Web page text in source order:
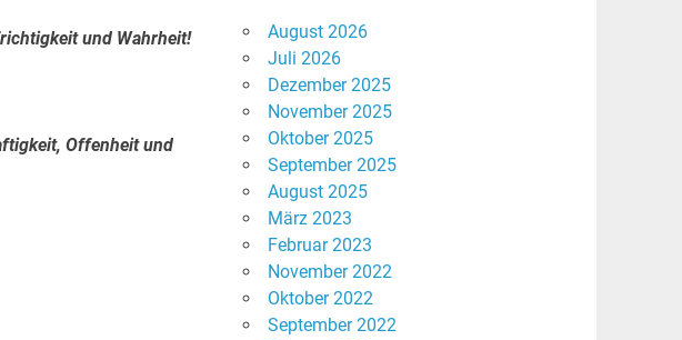
und Wahrheit!
Offenheit und
August 2026
Juli 2026
Dezember 2025
November 2025
Oktober 2025
September 2025
August 2025
März 2023
Februar 2023
November 2022
Oktober 2022
September 2022